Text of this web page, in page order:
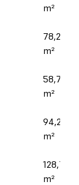
m²
78,20
m²
58,76
m²
94,22
m²
128,70
m²